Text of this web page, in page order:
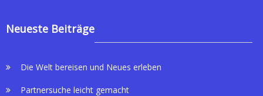
Neueste Beiträge
Die Welt bereisen und Neues erleben
Partnersuche leicht gemacht